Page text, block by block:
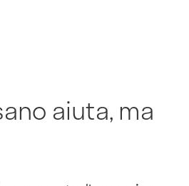
aiuta, ma